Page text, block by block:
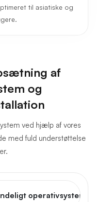
til asiatiske og
af
og
ved hjælp af vores
med fuld understøttelse
operativsystem